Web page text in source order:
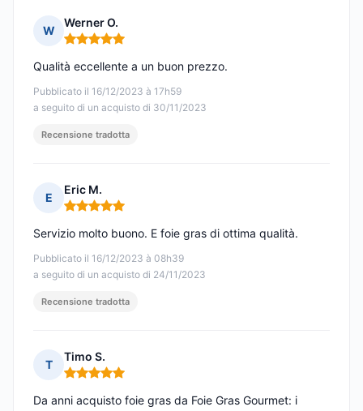
W
Werner O.
Nota: 5 su 5
Pubblicato il 16/12/2023 à 17h59
a seguito di un acquisto di 30/11/2023
Qualità eccellente a un buon prezzo.
Recensione tradotta
E
Eric M.
Nota: 5 su 5
Pubblicato il 16/12/2023 à 08h39
a seguito di un acquisto di 24/11/2023
Servizio molto buono. E foie gras di ottima qualità.
Recensione tradotta
T
Timo S.
Nota: 5 su 5
Da anni acquisto foie gras da Foie Gras Gourmet: i